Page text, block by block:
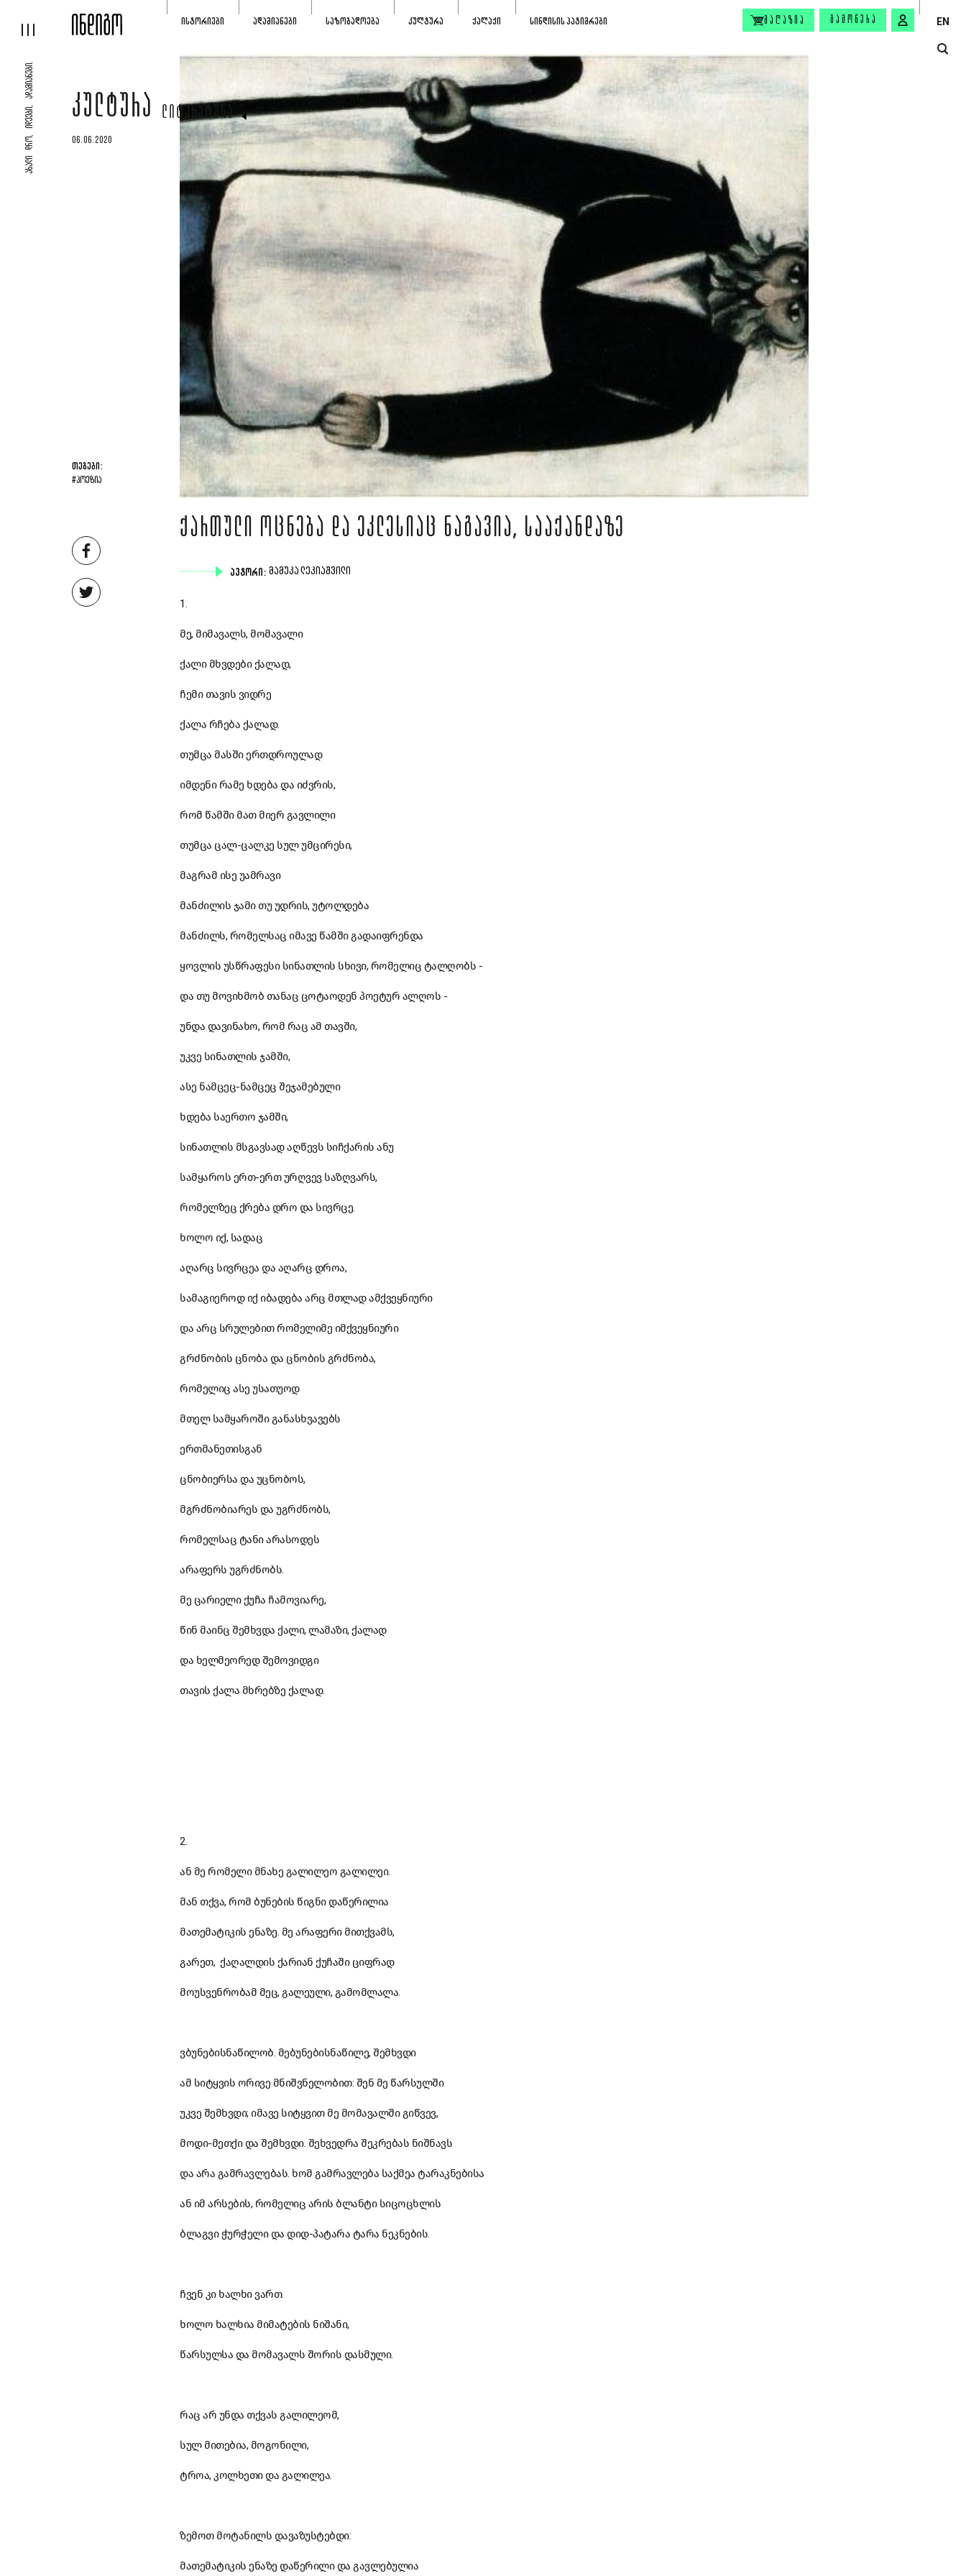
ᲐᲮᲐᲚᲘ ᲓᲠᲝ, ᲘᲓᲔᲔᲑᲘ, ᲐᲓᲐᲛᲘᲐᲜᲔᲑᲘ.
ᲘᲡᲢᲝᲠᲘᲔᲑᲘ ᲐᲓᲐᲛᲘᲐᲜᲔᲑᲘ ᲡᲐᲖᲝᲒᲐᲓᲝᲔᲑᲐ ᲙᲣᲚᲢᲣᲠᲐ ᲥᲐᲚᲐᲥᲘ ᲡᲘᲜᲓᲘᲡᲘᲡ ᲞᲐᲢᲘᲛᲠᲔᲑᲘ ᲛᲐᲦᲐᲖᲘᲐ ᲒᲐᲛᲝᲬᲔᲠᲐ EN
ᲙᲣᲚᲢᲣᲠᲐ ᲚᲘᲢᲔᲠᲐᲢᲣᲠᲐ
06.06.2020
ᲗᲔᲒᲔᲑᲘ:
#ᲞᲝᲔᲖᲘᲐ
ᲥᲐᲠᲗᲣᲚᲘ ᲝᲪᲜᲔᲑᲐ ᲓᲐ ᲔᲙᲚᲔᲡᲘᲐᲪ ᲜᲐᲒᲐᲕᲘᲐ, ᲡᲐᲐᲥᲐᲜᲓᲐᲖᲔ
ᲐᲕᲢᲝᲠᲘ: ᲛᲐᲛᲣᲙᲐ ᲚᲔᲙᲘᲐᲨᲕᲘᲚᲘ
1.
მე, მიმავალს, მომავალი
ქალი მხვდები ქალად,
ჩემი თავის ვიდრე
ქალა რჩება ქალად.
თუმცა მასში ერთდროულად
იმდენი რამე ხდება და იძვრის,
რომ წამში მათ მიერ გავლილი
თუმცა ცალ-ცალკე სულ უმცირესი,
მაგრამ ისე უამრავი
მანძილის ჯამი თუ უდრის, უტოლდება
მანძილს, რომელსაც იმავე წამში გადაიფრენდა
ყოვლის უსწრაფესი სინათლის სხივი, რომელიც ტალღობს -
და თუ მოვიხმობ თანაც ცოტაოდენ პოეტურ ალღოს -
უნდა დავინახო, რომ რაც ამ თავში,
უკვე სინათლის ჯამში,
ასე ნამცეც-ნამცეც შეჯამებული
ხდება საერთო ჯამში,
სინათლის მსგავსად აღწევს სიჩქარის ანუ
სამყაროს ერთ-ერთ ურღვევ საზღვარს,
რომელზეც ქრება დრო და სივრცე.
ხოლო იქ, სადაც
აღარც სივრცეა და აღარც დროა,
სამაგიეროდ იქ იბადება არც მთლად ამქვეყნიური
და არც სრულებით რომელიმე იმქვეყნიური
გრძნობის ცნობა და ცნობის გრძნობა,
რომელიც ასე უსათუოდ
მთელ სამყაროში განასხვავებს
ერთმანეთისგან
ცნობიერსა და უცნობოს,
მგრძნობიარეს და უგრძნობს,
რომელსაც ტანი არასოდეს
არაფერს უგრძნობს.
მე ცარიელი ქუჩა ჩამოვიარე,
წინ მაინც შემხვდა ქალი, ლამაზი, ქალად
და ხელმეორედ შემოვიდგი
თავის ქალა მხრებზე ქალად.
2.
ან მე რომელი მნახე გალილეო გალილეი.
მან თქვა, რომ ბუნების წიგნი დაწერილია
მათემატიკის ენაზე. მე არაფერი მითქვამს,
გარეთ, ქაღალდის ქარიან ქუჩაში ციფრად
მოუსვენრობამ მეც, გალეული, გამომლალა.
ვბუნებისნაწილობ. მებუნებისნაწილე, შემხვდი
ამ სიტყვის ორივე მნიშვნელობით: შენ მე წარსულში
უკვე შემხვდი; იმავე სიტყვით მე მომავალში გიწვევ,
მოდი-მეთქი და შემხვდი. შეხვედრა შეკრებას ნიშნავს
და არა გამრავლებას. ხომ გამრავლება საქმეა ტარაკნებისა
ან იმ არსების, რომელიც არის ბლანტი სიცოცხლის
ბლაგვი ჭურჭელი და დიდ-პატარა ტარა ნეკნების.
ჩვენ კი ხალხი ვართ.
ხოლო ხალხია მიმატების ნიშანი,
წარსულსა და მომავალს შორის დასმული.
რაც არ უნდა თქვას გალილეომ,
სულ მითებია, მოგონილი,
ტროა, კოლხეთი და გალილეა.
ზემოთ მოტანილს დავაზუსტებდი:
მათემატიკის ენაზე დაწერილი და გავლებულია